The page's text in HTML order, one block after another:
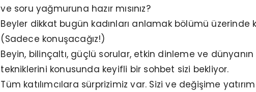
ve soru yağmuruna hazır mısınız?
Beyler dikkat bugün kadınları anlamak bölümü üzerinde
(Sadece konuşacağız!)
Beyin, bilinçaltı, güçlü sorular, etkin dinleme ve dünyanın
tekniklerini konusunda keyifli bir sohbet sizi bekliyor.
Tüm katılımcılara sürprizimiz var. Sizi ve değişime